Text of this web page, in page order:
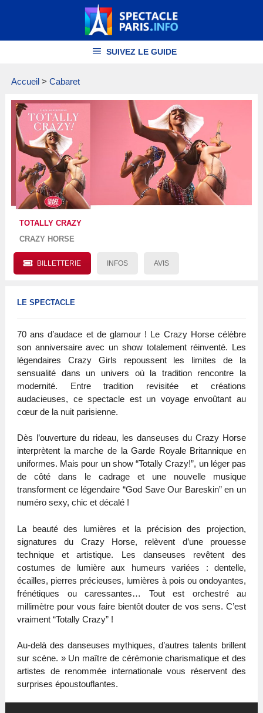
SUIVEZ LE GUIDE
Accueil > Cabaret
TOTALLY CRAZY
CRAZY HORSE
BILLETTERIE INFOS AVIS
LE SPECTACLE
70 ans d’audace et de glamour ! Le Crazy Horse célèbre
son anniversaire avec un show totalement réinventé. Les
légendaires Crazy Girls repoussent les limites de la
sensualité dans un univers où la tradition rencontre la
modernité. Entre tradition revisitée et créations
audacieuses, ce spectacle est un voyage envoûtant au
cœur de la nuit parisienne.
Dès l’ouverture du rideau, les danseuses du Crazy Horse
interprètent la marche de la Garde Royale Britannique en
uniformes. Mais pour un show “Totally Crazy!”, un léger pas
de côté dans le cadrage et une nouvelle musique
transforment ce légendaire “God Save Our Bareskin” en un
numéro sexy, chic et décalé !
La beauté des lumières et la précision des projection,
signatures du Crazy Horse, relèvent d’une prouesse
technique et artistique. Les danseuses revêtent des
costumes de lumière aux humeurs variées : dentelle,
écailles, pierres précieuses, lumières à pois ou ondoyantes,
frénétiques ou caressantes… Tout est orchestré au
millimètre pour vous faire bientôt douter de vos sens. C’est
vraiment “Totally Crazy” !
Au-delà des danseuses mythiques, d’autres talents brillent
sur scène. » Un maître de cérémonie charismatique et des
artistes de renommée internationale vous réservent des
surprises époustouflantes.